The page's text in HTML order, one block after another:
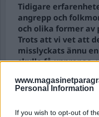
Personal Information
If you wish to opt-out of
Tidigare
angrepp och
och olika former av
Trots att vi vet att
misslyckats ännu
skulle få upprepas,
50 åren har varit ett